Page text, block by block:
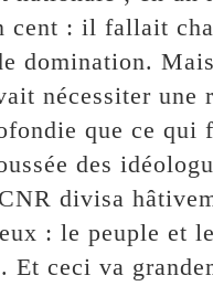
cent : il fallait
domination.
nécessiter une
que ce qui
des
divisa
: le peuple et
Et ceci va